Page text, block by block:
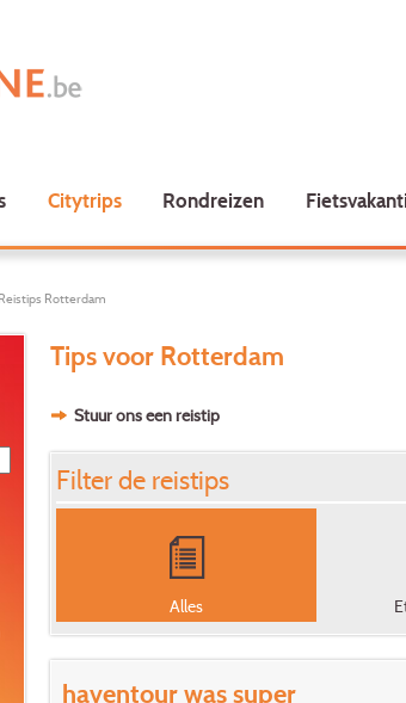
Citytrips Rondreizen
Reistips Rotterdam
Tips voor Rotterdam
Stuur ons een reistip
Filter de reistips
Alles
haventour was super